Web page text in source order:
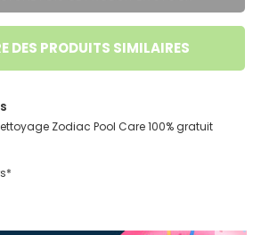
DES PRODUITS SIMILAIRES
Zodiac Pool Care 100% gratuit